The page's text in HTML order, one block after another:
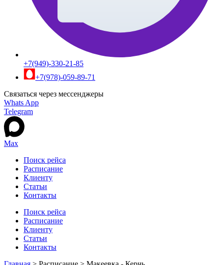
+7(949)-330-21-85
+7(978)-059-89-71
Связаться через мессенджеры
Whats App
Telegram
Max
Поиск рейса
Расписание
Клиенту
Статьи
Контакты
Поиск рейса
Расписание
Клиенту
Статьи
Контакты